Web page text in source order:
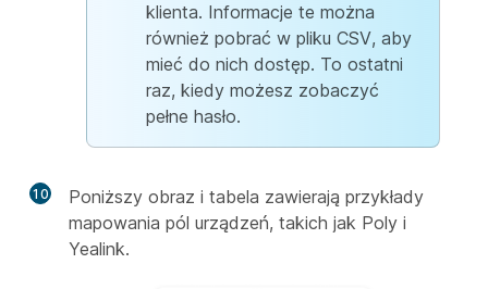
klienta. Informacje te można
również pobrać w pliku CSV, aby
mieć do nich dostęp. To ostatni
raz, kiedy możesz zobaczyć
pełne hasło.
10
Poniższy obraz i tabela zawierają przykłady
mapowania pól urządzeń, takich jak Poly i
Yealink.